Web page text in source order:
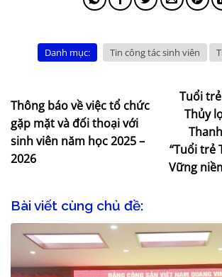
Danh mục: Tin công tác sinh viên
Thông báo về việc tổ chức
gặp mặt và đối thoại với
sinh viên năm học 2025 –
2026
Tuổi
Thủy
“Tuổi trẻ
Vững
Bài viết cùng chủ đề: